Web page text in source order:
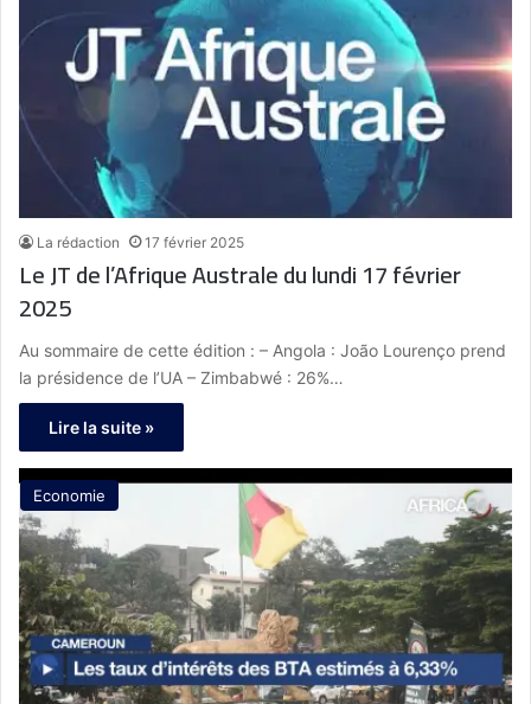
La rédaction 17 février 2025
Le JT de l’Afrique Australe du lundi 17 février
2025
Au sommaire de cette édition : – Angola : João Lourenço prend
la présidence de l’UA – Zimbabwé : 26%…
Lire la suite »
Economie